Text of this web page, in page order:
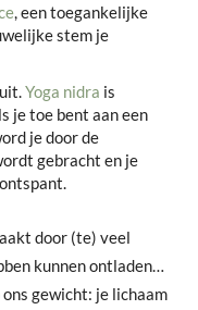
, een toegankelijke
stem je
Yoga nidra is
je toe bent aan een
je door de
gebracht en je
door (te) veel
kunnen ontladen…
gewicht: je lichaam